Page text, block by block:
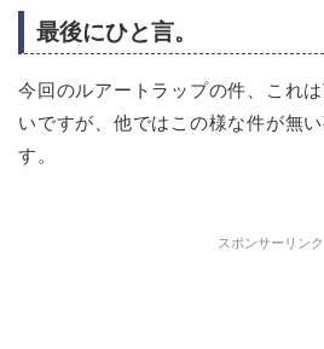
最後にひと言。
今回のルアートラップの件、これ
いですが、他ではこの様な件が無
す。
スポンサーリンク